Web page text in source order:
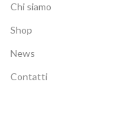
Chi siamo
Shop
News
Contatti